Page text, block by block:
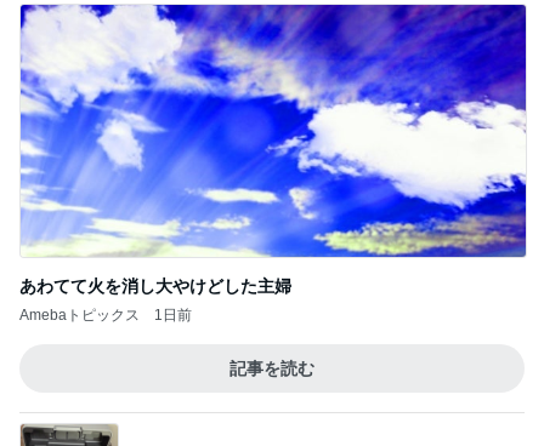
あわてて火を消し大やけどした主婦
Amebaトピックス 1日前
記事を読む